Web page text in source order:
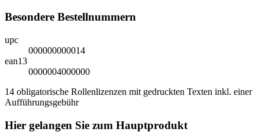
Besondere Bestellnummern
upc
000000000014
ean13
0000004000000
14 obligatorische Rollenlizenzen mit gedruckten Texten inkl. einer
Aufführungsgebühr
Hier gelangen Sie zum Hauptprodukt